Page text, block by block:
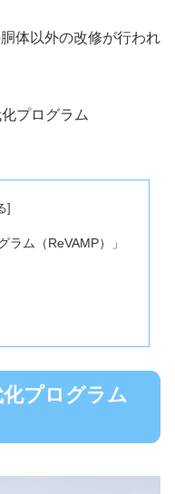
体以外の改修が行われ
プログラム
ラム（ReVAMP）」
化プログラム